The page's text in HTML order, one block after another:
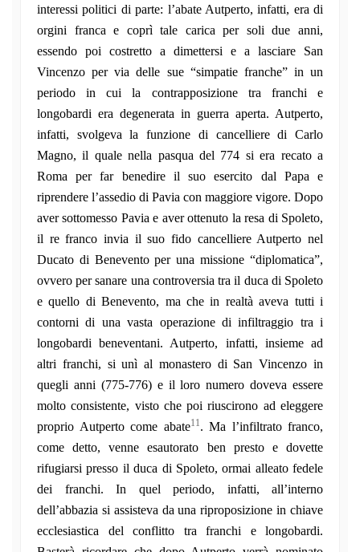
interessi politici di parte: l’abate Autperto, infatti, era di
orgini franca e coprì tale carica per soli due anni,
essendo poi costretto a dimettersi e a lasciare San
Vincenzo per via delle sue “simpatie franche” in un
periodo in cui la contrapposizione tra franchi e
longobardi era degenerata in guerra aperta. Autperto,
infatti, svolgeva la funzione di cancelliere di Carlo
Magno, il quale nella pasqua del 774 si era recato a
Roma per far benedire il suo esercito dal Papa e
riprendere l’assedio di Pavia con maggiore vigore. Dopo
aver sottomesso Pavia e aver ottenuto la resa di Spoleto,
il re franco invia il suo fido cancelliere Autperto nel
Ducato di Benevento per una missione “diplomatica”,
ovvero per sanare una controversia tra il duca di Spoleto
e quello di Benevento, ma che in realtà aveva tutti i
contorni di una vasta operazione di infiltraggio tra i
longobardi beneventani. Autperto, infatti, insieme ad
altri franchi, si unì al monastero di San Vincenzo in
quegli anni (775-776) e il loro numero doveva essere
molto consistente, visto che poi riuscirono ad eleggere
proprio Autperto come abate11. Ma l’infiltrato franco,
come detto, venne esautorato ben presto e dovette
rifugiarsi presso il duca di Spoleto, ormai alleato fedele
dei franchi. In quel periodo, infatti, all’interno
dell’abbazia si assisteva da una riproposizione in chiave
ecclesiastica del conflitto tra franchi e longobardi.